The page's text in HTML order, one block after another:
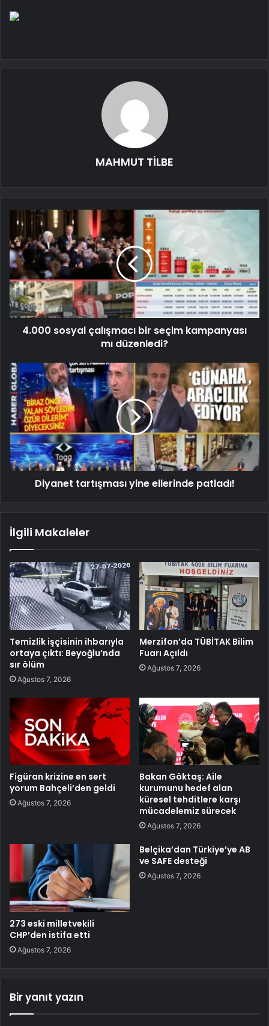
MAHMUT TİLBE
4.000 sosyal çalışmacı bir seçim kampanyası
mı düzenledi?
Diyanet tartışması yine ellerinde patladı!
İlgili Makaleler
Temizlik işçisinin ihbarıyla
ortaya çıktı: Beyoğlu’nda
sır ölüm
Ağustos 7, 2026
Merzifon’da TÜBİTAK Bilim
Fuarı Açıldı
Ağustos 7, 2026
Figüran krizine en sert
yorum Bahçeli’den geldi
Ağustos 7, 2026
Bakan Göktaş: Aile
kurumunu hedef alan
küresel tehditlere karşı
mücadelemiz sürecek
Ağustos 7, 2026
273 eski milletvekili
CHP’den istifa etti
Ağustos 7, 2026
Belçika’dan Türkiye’ye AB
ve SAFE desteği
Ağustos 7, 2026
Bir yanıt yazın